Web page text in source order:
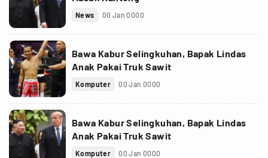
News 00 Jan 0000
Bawa Kabur Selingkuhan, Bapak Lindas
Anak Pakai Truk Sawit
Komputer 00 Jan 0000
Bawa Kabur Selingkuhan, Bapak Lindas
Anak Pakai Truk Sawit
Komputer 00 Jan 0000